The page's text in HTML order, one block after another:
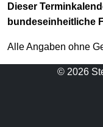
Dieser
bundeseinheitliche
Alle Angaben ohne
© 2026